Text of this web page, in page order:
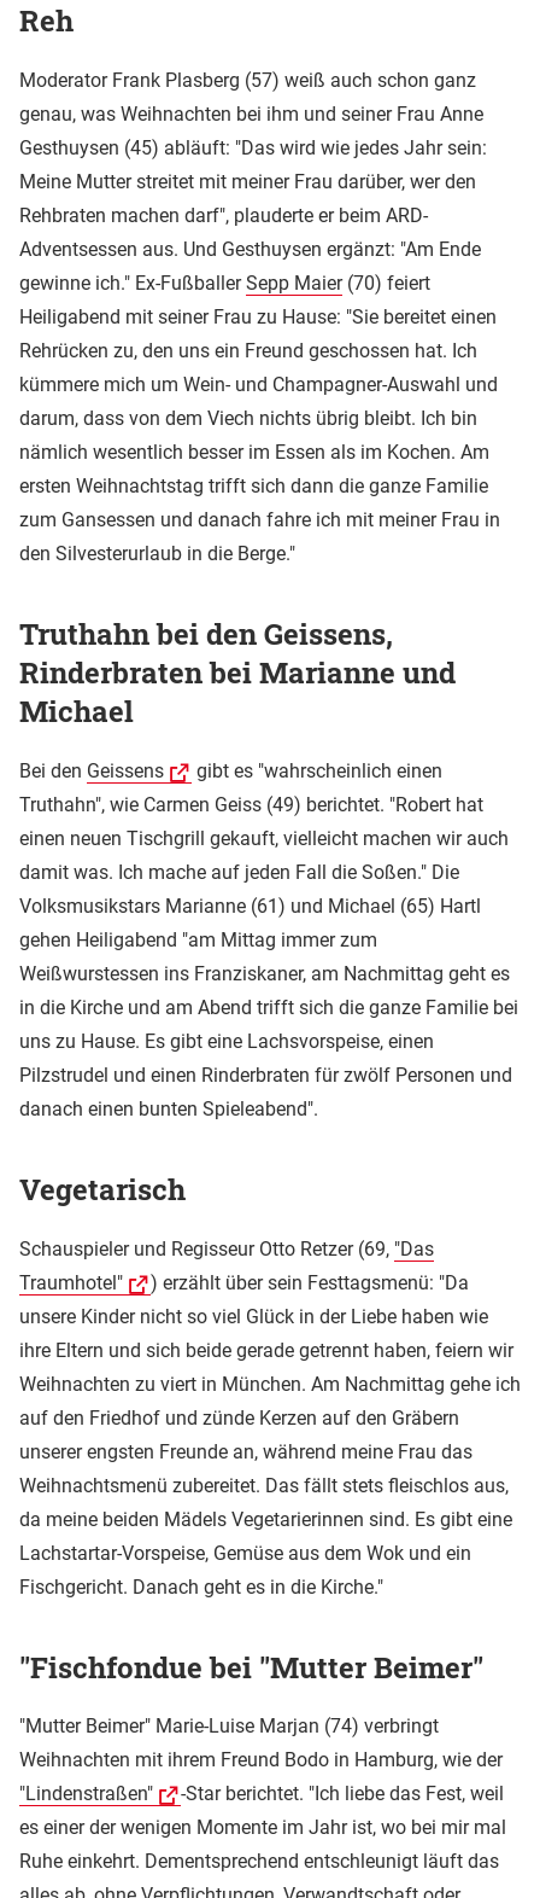
Reh
Moderator Frank Plasberg (57) weiß auch schon ganz
genau, was Weihnachten bei ihm und seiner Frau Anne
Gesthuysen (45) abläuft: "Das wird wie jedes Jahr sein:
Meine Mutter streitet mit meiner Frau darüber, wer den
Rehbraten machen darf", plauderte er beim ARD-
Adventsessen aus. Und Gesthuysen ergänzt: "Am Ende
gewinne ich." Ex-FußballerSepp Maier(70) feiert
Heiligabend mit seiner Frau zu Hause: "Sie bereitet einen
Rehrücken zu, den uns ein Freund geschossen hat. Ich
kümmere mich um Wein- und Champagner-Auswahl und
darum, dass von dem Viech nichts übrig bleibt. Ich bin
nämlich wesentlich besser im Essen als im Kochen. Am
ersten Weihnachtstag trifft sich dann die ganze Familie
zum Gansessen und danach fahre ich mit meiner Frau in
den Silvesterurlaub in die Berge."
Truthahn bei den Geissens,
Rinderbraten bei Marianne und
Michael
Bei den Geissens
gibt es "wahrscheinlich einen
Truthahn", wie Carmen Geiss (49) berichtet. "Robert hat
einen neuen Tischgrill gekauft, vielleicht machen wir auch
damit was. Ich mache auf jeden Fall die Soßen." Die
Volksmusikstars Marianne (61) und Michael (65) Hartl
gehen Heiligabend "am Mittag immer zum
Weißwurstessen ins Franziskaner, am Nachmittag geht es
in die Kirche und am Abend trifft sich die ganze Familie bei
uns zu Hause. Es gibt eine Lachsvorspeise, einen
Pilzstrudel und einen Rinderbraten für zwölf Personen und
danach einen bunten Spieleabend".
Vegetarisch
Schauspieler und Regisseur Otto Retzer (69, "Das
Traumhotel"
) erzählt über sein Festtagsmenü: "Da
unsere Kinder nicht so viel Glück in der Liebe haben wie
ihre Eltern und sich beide gerade getrennt haben, feiern wir
Weihnachten zu viert in München. Am Nachmittag gehe ich
auf den Friedhof und zünde Kerzen auf den Gräbern
unserer engsten Freunde an, während meine Frau das
Weihnachtsmenü zubereitet. Das fällt stets fleischlos aus,
da meine beiden Mädels Vegetarierinnen sind. Es gibt eine
Lachstartar-Vorspeise, Gemüse aus dem Wok und ein
Fischgericht. Danach geht es in die Kirche."
"Fischfondue bei "Mutter Beimer"
"Mutter Beimer" Marie-Luise Marjan (74) verbringt
Weihnachten mit ihrem Freund Bodo in Hamburg, wie der
"Lindenstraßen"
-Star berichtet. "Ich liebe das Fest, weil
es einer der wenigen Momente im Jahr ist, wo bei mir mal
Ruhe einkehrt. Dementsprechend entschleunigt läuft das